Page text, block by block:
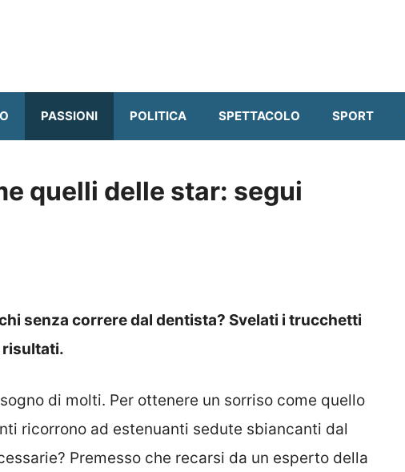
PASSIONI POLITICA SPETTACOLO SPORT
quelli delle star: segui
senza correre dal dentista? Svelati i trucchetti
risultati.
di molti. Per ottenere un sorriso come quello
ricorrono ad estenuanti sedute sbiancanti dal
Premesso che recarsi da un esperto della